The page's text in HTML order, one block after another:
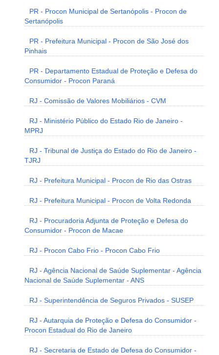
PR - Procon Municipal de Sertanópolis - Procon de
Sertanópolis
PR - Prefeitura Municipal - Procon de São José dos
Pinhais
PR - Departamento Estadual de Proteção e Defesa do
Consumidor - Procon Paraná
RJ - Comissão de Valores Mobiliários - CVM
RJ - Ministério Público do Estado Rio de Janeiro -
MPRJ
RJ - Tribunal de Justiça do Estado do Rio de Janeiro -
TJRJ
RJ - Prefeitura Municipal - Procon de Rio das Ostras
RJ - Prefeitura Municipal - Procon de Volta Redonda
RJ - Procuradoria Adjunta de Proteção e Defesa do
Consumidor - Procon de Macae
RJ - Procon Cabo Frio - Procon Cabo Frio
RJ - Agência Nacional de Saúde Suplementar - Agência
Nacional de Saúde Suplementar - ANS
RJ - Superintendência de Seguros Privados - SUSEP
RJ - Autarquia de Proteção e Defesa do Consumidor -
Procon Estadual do Rio de Janeiro
RJ - Secretaria de Estado de Defesa do Consumidor -